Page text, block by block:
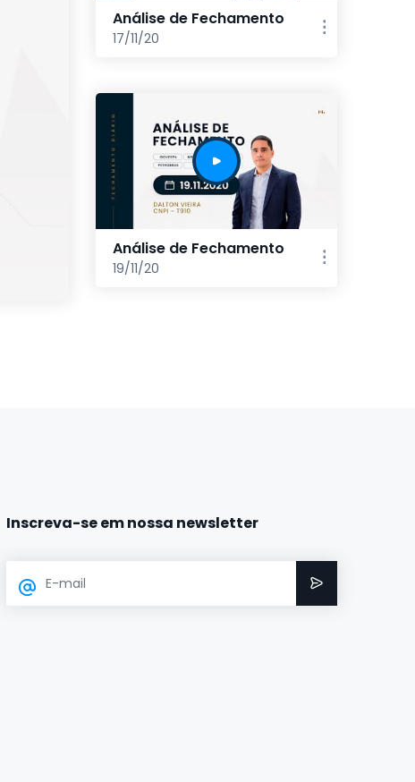
Análise de Fechamento
17/11/20
Análise de Fechamento
19/11/20
Inscreva-se em nossa newsletter